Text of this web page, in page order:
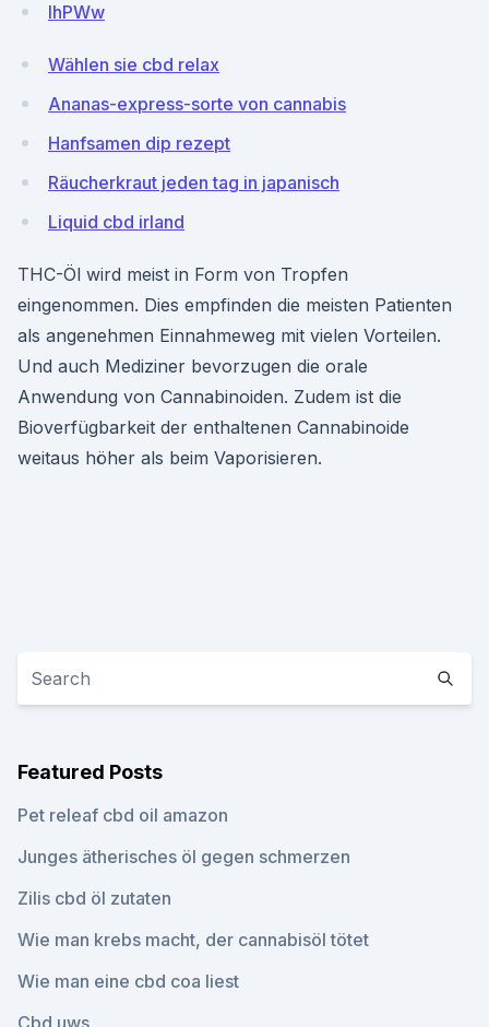
lhPWw
Wählen sie cbd relax
Ananas-express-sorte von cannabis
Hanfsamen dip rezept
Räucherkraut jeden tag in japanisch
Liquid cbd irland
THC-Öl wird meist in Form von Tropfen
eingenommen. Dies empfinden die meisten Patienten
als angenehmen Einnahmeweg mit vielen Vorteilen.
Und auch Mediziner bevorzugen die orale
Anwendung von Cannabinoiden. Zudem ist die
Bioverfügbarkeit der enthaltenen Cannabinoide
weitaus höher als beim Vaporisieren.
Featured Posts
Pet releaf cbd oil amazon
Junges ätherisches öl gegen schmerzen
Zilis cbd öl zutaten
Wie man krebs macht, der cannabisöl tötet
Wie man eine cbd coa liest
Cbd uws